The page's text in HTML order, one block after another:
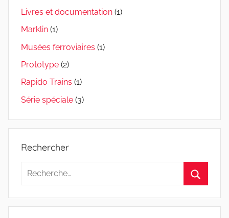
Livres et documentation (1)
Marklin (1)
Musées ferroviaires (1)
Prototype (2)
Rapido Trains (1)
Série spéciale (3)
Rechercher
Recherche
: